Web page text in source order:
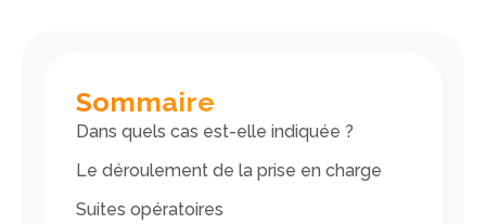
Sommaire
Dans quels cas est-elle indiquée ?
Le déroulement de la prise en charge
Suites opératoires